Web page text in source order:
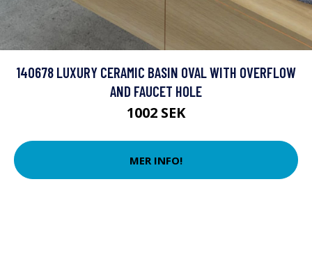
140678 LUXURY CERAMIC BASIN OVAL WITH OVERFLOW
AND FAUCET HOLE
1002 SEK
MER INFO!